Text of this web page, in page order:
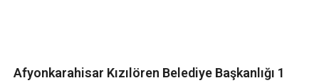
Afyonkarahisar Kızılören Belediye Başkanlığı 1